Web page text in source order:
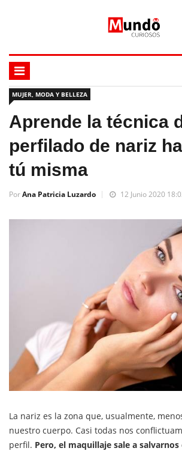
MUJER, MODA Y BELLEZA
Aprende la técnica
perfilado de nariz
tú misma
PorAna Patricia Luzardo 12 Junio 2020
La nariz es la zona que, usualmente,
nuestro cuerpo. Casi todas nos
perfil. Pero, el maquillaje sale a salvarnos